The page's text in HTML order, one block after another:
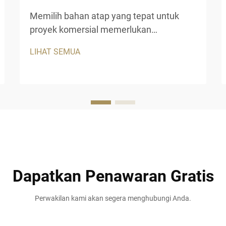
Memilih bahan atap yang tepat untuk
proyek komersial memerlukan
tahan, estetika, dan kinerja jangka
LIHAT SEMUA
Dapatkan Penawaran Gratis
Perwakilan kami akan segera menghubungi Anda.